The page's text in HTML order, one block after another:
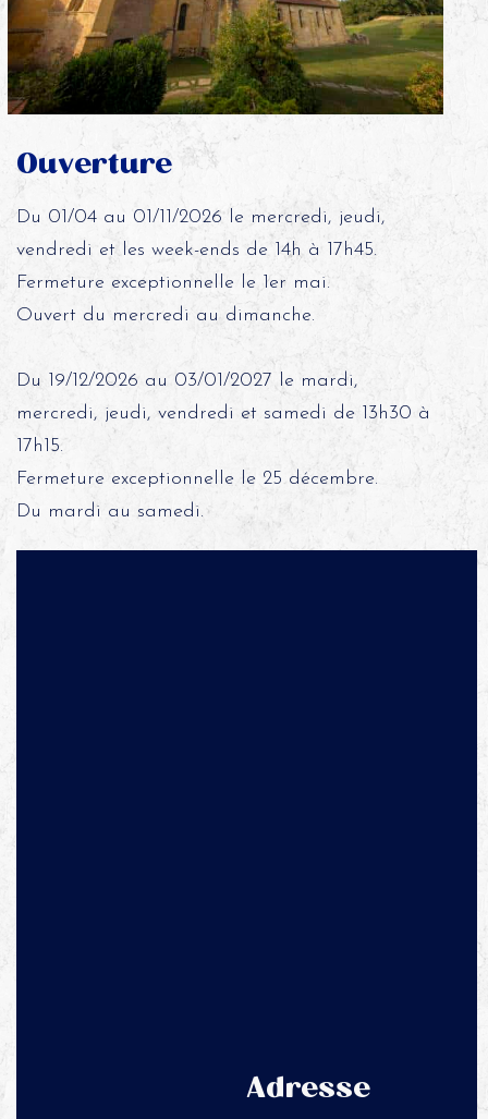
Ouverture
Du 01/04 au 01/11/2026 le mercredi, jeudi,
vendredi et les week-ends de 14h à 17h45.
Fermeture exceptionnelle le 1er mai.
Ouvert du mercredi au dimanche.
Du 19/12/2026 au 03/01/2027 le mardi,
mercredi, jeudi, vendredi et samedi de 13h30 à
17h15.
Fermeture exceptionnelle le 25 décembre.
Du mardi au samedi.
Adresse